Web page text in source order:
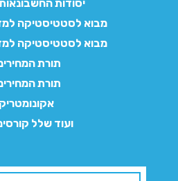
יסודות החשבונאות
מבוא לסטטיסטיקה
מבוא לסטטיסטיקה
תורת
תורת
ועוד שלל